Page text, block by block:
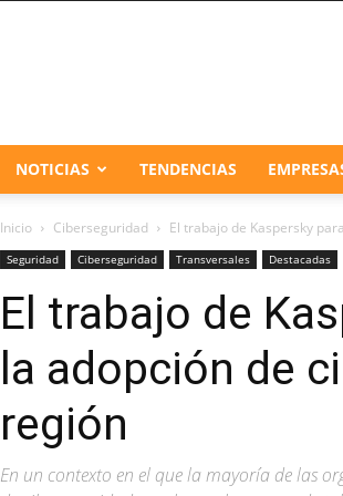
NOTICIAS TENDENCIAS
Inicio Ciberseguridad El trabajo de Kaspersky
Seguridad Ciberseguridad Transversales Destacadas
El trabajo de
la adopción de
región
En un contexto en el que la mayoría de las